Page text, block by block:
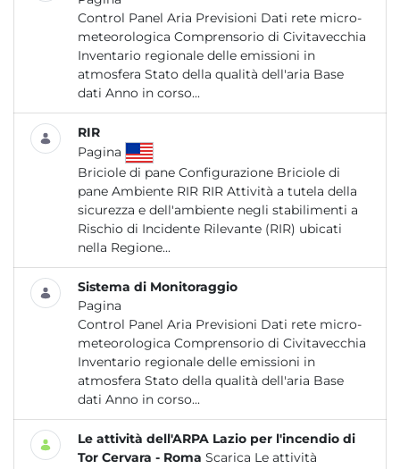
Control Panel Aria Previsioni Dati rete micro-
meteorologica Comprensorio di Civitavecchia
Inventario regionale delle emissioni in
atmosfera Stato della qualità dell'aria Base
dati Anno in corso...
RIR
Pagina
Briciole di pane Configurazione Briciole di
pane Ambiente RIR RIR Attività a tutela della
sicurezza e dell'ambiente negli stabilimenti a
Rischio di Incidente Rilevante (RIR) ubicati
nella Regione...
Sistema di Monitoraggio
Pagina
Control Panel Aria Previsioni Dati rete micro-
meteorologica Comprensorio di Civitavecchia
Inventario regionale delle emissioni in
atmosfera Stato della qualità dell'aria Base
dati Anno in corso...
Le attività dell'ARPA Lazio per l'incendio di
Tor Cervara - Roma Scarica Le attività